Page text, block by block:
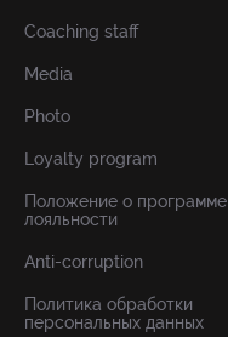
Coaching staff
Media
Photo
Loyalty program
Положение о программе
лояльности
Anti-corruption
Политика обработки
персональных данных